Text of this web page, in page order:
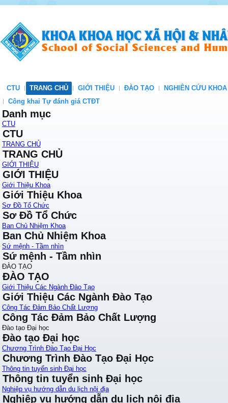
CTU TRANG CHỦ GIỚI THIỆU ĐÀO TẠO
NGHIÊN CỨU
Công khai Tự đánh giá CTĐT
Danh mục
CTU
CTU
TRANG CHỦ
TRANG CHỦ
GIỚI THIỆU
GIỚI THIỆU
Giới Thiệu Khoa
Giới Thiệu Khoa
Sơ Đồ Tổ Chức
Sơ Đồ Tổ Chức
Ban Chủ Nhiệm Khoa
Ban Chủ Nhiệm Khoa
Sứ mệnh - Tầm nhìn
Sứ mệnh - Tầm nhìn
ĐÀO TẠO
ĐÀO TẠO
Giới Thiệu Các Ngành Đào Tạo
Giới Thiệu Các Ngành Đào Tạo
Công Tác Đảm Bảo Chất Lượng
Công Tác Đảm Bảo Chất Lượng
Đào tạo Đại học
Đào tạo Đại học
Chương Trình Đào Tạo Đại Học
Chương Trình Đào Tạo Đại Học
Thông tin tuyển sinh Đại học
Thông tin tuyển sinh Đại học
Nghiệp vụ hướng dẫn du lịch nội địa
Nghiệp vụ hướng dẫn du lịch nội địa